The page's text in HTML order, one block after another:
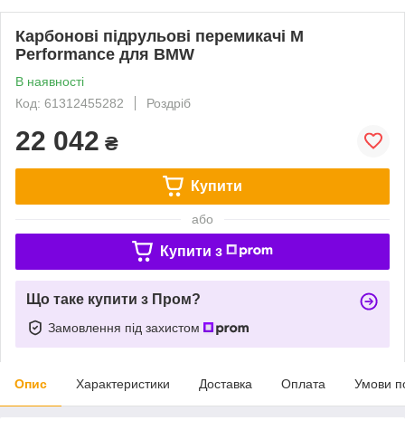
Карбонові підрульові перемикачі M
Performance для BMW
В наявності
Код: 61312455282
Роздріб
22 042 ₴
Купити
або
Купити з
Що таке купити з Пром?
Замовлення під захистом
Опис Характеристики Доставка Оплата Умови